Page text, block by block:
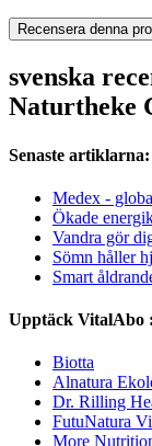
Recensera denna
svenska
Naturtheke
Senaste artiklarna:
Medex -
Ökade
Vandra gör
Sömn håller
Smart
Upptäck VitalAbo :
Biotta
Alnatura
Dr. Rilling
FutuNatura
More